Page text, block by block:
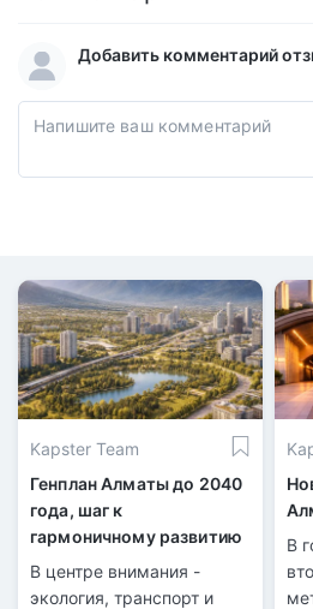
Добавить комментарий
Kapster Team
Генплан Алматы до 2040
года, шаг к
гармоничному развитию
В центре внимания -
экология, транспорт и
В